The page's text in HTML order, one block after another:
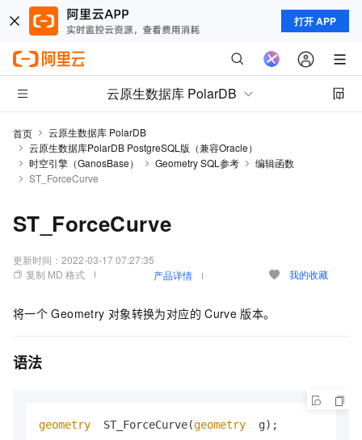
打开 APP
云原生数据库 PolarDB
首页
云原生数据库 PolarDB
云原生数据库PolarDB PostgreSQL版（兼容Oracle）
时空引擎（GanosBase）
Geometry SQL参考
编辑函数
ST_ForceCurve
ST_ForceCurve
更新时间： 2022-03-17 07:27:35
复制 MD 格式
产品详情 我的收藏
将一个 Geometry 对象转换为对应的 Curve 版本。
语法
geometry ST_ForceCurve(geometry g);